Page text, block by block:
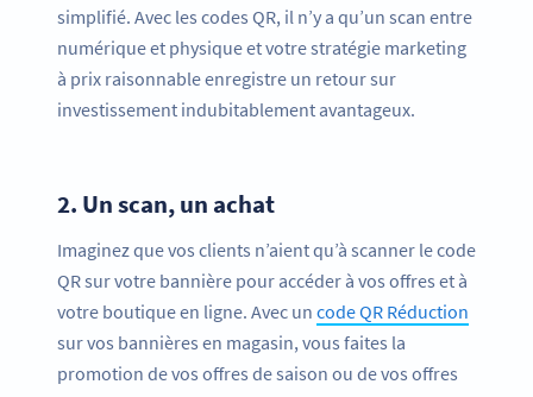
simplifié. Avec les codes QR, il n’y a qu’un scan entre
numérique et physique et votre stratégie marketing
à prix raisonnable enregistre un retour sur
investissement indubitablement avantageux.
2. Un scan, un achat
Imaginez que vos clients n’aient qu’à scanner le code
QR sur votre bannière pour accéder à vos offres et à
votre boutique en ligne. Avec un code QR Réduction
sur vos bannières en magasin, vous faites la
promotion de vos offres de saison ou de vos offres